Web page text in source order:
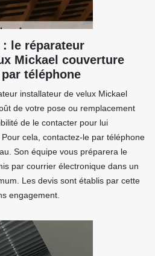
: le réparateur
Mickael couverture
téléphone
installateur de velux Mickael
de votre pose ou remplacement
de le contacter pour lui
cela, contactez-le par téléphone
Son équipe vous préparera le
par courrier électronique dans un
Les devis sont établis par cette
engagement.